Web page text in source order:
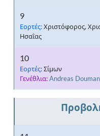
9
Εορτές:Χριστόφορος,
Ησαΐας
10
Εορτές:Σίμων
Γενέθλια:Andreas